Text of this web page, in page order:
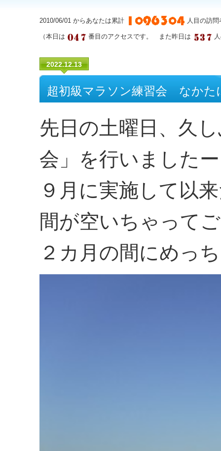
2010/06/01 からあなたは累計 人目の訪
（本日は 番目のアクセスです。 また昨日は
2022.12.13
超初級マラソン練習会 なかた
先日の土曜日、久
会」を行いました
９月に実施して以
間が空いちゃって
２カ月の間にめっ